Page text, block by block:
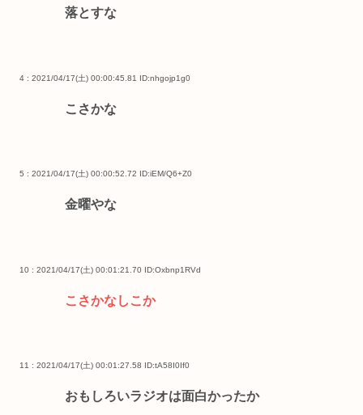
落とすな
4 : 2021/04/17(土) 00:00:45.81 ID:nhgojp1g0
こさかな
5 : 2021/04/17(土) 00:00:52.72 ID:iEM/Q6+Z0
金曜やな
10 : 2021/04/17(土) 00:01:21.70 ID:Oxbnp1RVd
こさかなしこか
11 : 2021/04/17(土) 00:01:27.58 ID:tA58I0If0
おもしろいラジオは面白かったか